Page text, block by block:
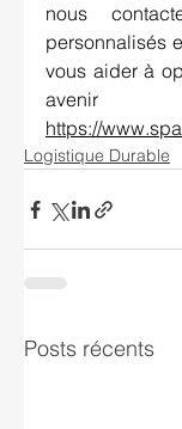
nous
personnalisés
vous aider à
https://
Logistique Durable
Posts récents